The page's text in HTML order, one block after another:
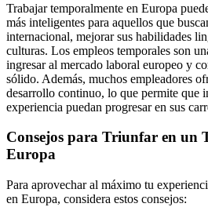
Trabajar temporalmente en Europa
más inteligentes para aquellos que
internacional, mejorar sus habilidades
culturas. Los empleos temporales son
ingresar al mercado laboral europeo y
sólido. Además, muchos empleadores
desarrollo continuo, lo que permite que
experiencia puedan progresar en sus
Consejos para Triunfar en un
Europa
Para aprovechar al máximo tu
en Europa, considera estos consejos: